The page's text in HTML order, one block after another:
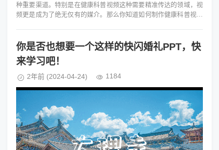
种重要渠道。特别是在健康科普视频这种需要精准传达的领域，视
频更是成为了绝无仅有的媒介。那么你知道如何制作健康科普视频
你是否也想要一个这样的快闪婚礼PPT，快
来学习吧！
2年前 (2024-04-24) 1184